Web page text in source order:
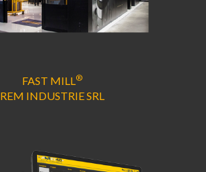
FAST MILL®
REM INDUSTRIE SRL